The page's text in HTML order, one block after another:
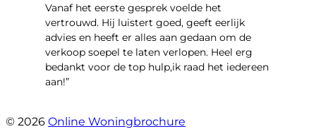
Vanaf het eerste gesprek voelde het
vertrouwd. Hij luistert goed, geeft eerlijk
advies en heeft er alles aan gedaan om de
verkoop soepel te laten verlopen. Heel erg
bedankt voor de top hulp,ik raad het iedereen
aan!”
© 2026 Online Woningbrochure